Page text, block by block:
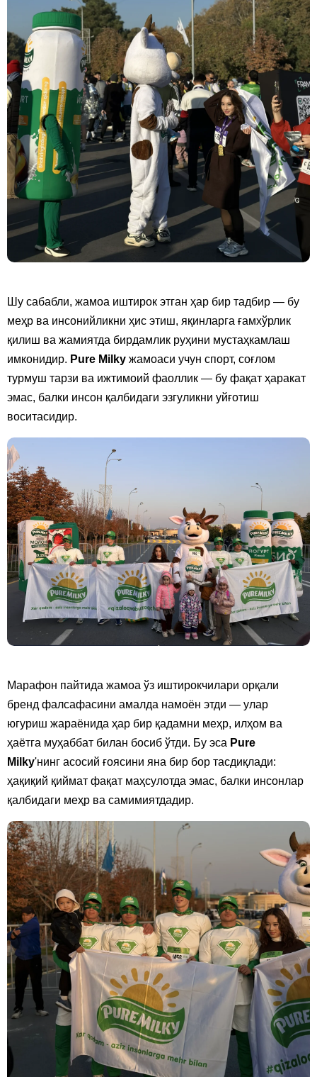
Шу сабабли, жамоа иштирок этган ҳар бир тадбир — бу
меҳр ва инсонийликни ҳис этиш, яқинларга ғамхўрлик
қилиш ва жамиятда бирдамлик руҳини мустаҳкамлаш
имконидир. Pure Milky жамоаси учун спорт, соғлом
турмуш тарзи ва ижтимоий фаоллик — бу фақат ҳаракат
эмас, балки инсон қалбидаги эзгуликни уйғотиш
воситасидир.
Марафон пайтида жамоа ўз иштирокчилари орқали
бренд фалсафасини амалда намоён этди — улар
югуриш жараёнида ҳар бир қадамни меҳр, илҳом ва
ҳаётга муҳаббат билан босиб ўтди. Бу эса Pure
Milky'нинг асосий ғоясини яна бир бор тасдиқлади:
ҳақиқий қиймат фақат маҳсулотда эмас, балки инсонлар
қалбидаги меҳр ва самимиятдадир.